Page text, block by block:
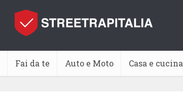
Fai da te Auto e Moto Casa e cucina